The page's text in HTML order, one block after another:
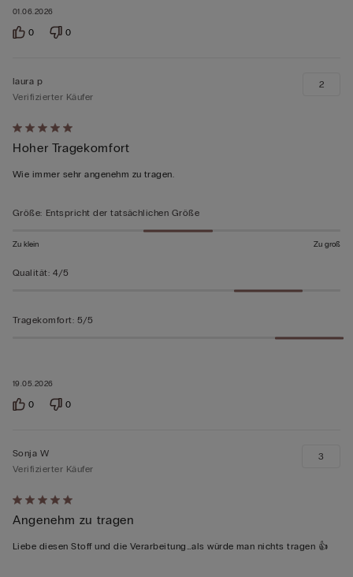
01.06.2026
0 0
Mit
5
von
bewertet
19.05.2026
laura p
Verifizierter Käufer
Hoher Tragekomfort
Wie immer sehr angenehm zu tragen.
2
Größe: Entspricht der tatsächlichen Größe
Zu klein Zu groß
Qualität: 4/5
Tragekomfort: 5/5
0 0
Mit
5
von
Sonja W
Verifizierter Käufer
Angenehm zu tragen
Liebe diesen Stoff und die Verarbeitung…als würde man nichts tragen 👍
3